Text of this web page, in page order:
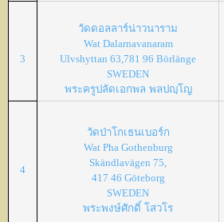
3
วัดดอลลาร์น่าวนาราม
Wat Dalarnavanaram
Ulvshyttan 63,781 96Börlänge
SWEDEN
พระครูปลัดเอกพล พลปญฺโญ
4
วัดป่าโกเธนเบอร์ก
Wat Pha Gothenburg
Skändlavägen 75,
417 46 Göteborg
SWEDEN
พระพงษ์ศักดิ์ โสวโร